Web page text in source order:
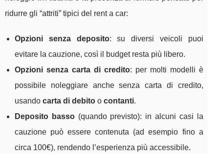
ridurre gli “attriti” tipici del rent a car:
Opzioni senza deposito: su diversi veicoli puoi
evitare la cauzione, così il budget resta più libero.
Opzioni senza carta di credito: per molti modelli è
possibile noleggiare anche senza carta di credito,
usando carta di debito o contanti.
Deposito basso(quando previsto): in alcuni casi la
cauzione può essere contenuta (ad esempio fino a
circa 100€), rendendo l’esperienza più accessibile.